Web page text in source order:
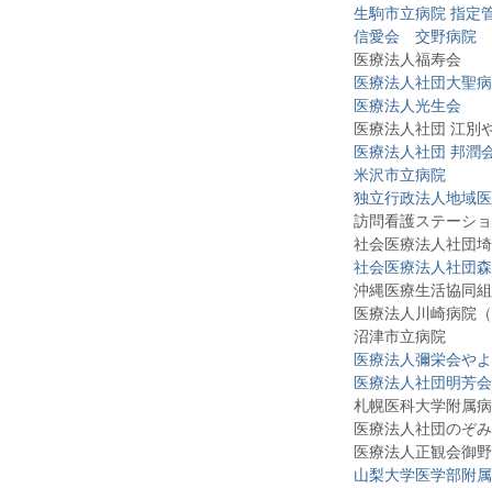
生駒市立病院 指定
信愛会 交野病院
医療法人福寿会
医療法人社団大聖
医療法人光生会
医療法人社団 江別や
医療法人社団 邦潤
米沢市立病院
独立行政法人地域
訪問看護ステーショ
社会医療法人社団埼
社会医療法人社団
沖縄医療生活協同組
医療法人川崎病院（
沼津市立病院
医療法人彌栄会や
医療法人社団明芳
札幌医科大学附属病
医療法人社団のぞみ
医療法人正観会御野
山梨大学医学部附